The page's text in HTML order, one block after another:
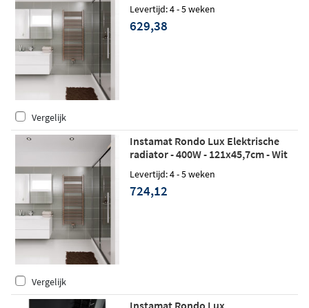
Levertijd: 4 - 5 weken
629,38
Vergelijk
Instamat Rondo Lux Elektrische
radiator - 400W - 121x45,7cm - Wit
Levertijd: 4 - 5 weken
724,12
Vergelijk